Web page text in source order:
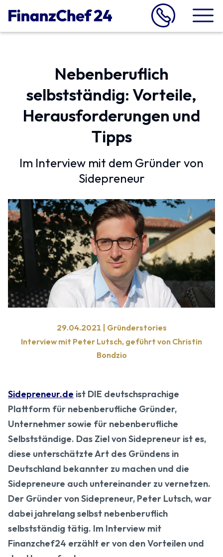
Nebenberuflich
selbstständig: Vorteile,
Heraus­forderungen und
Tipps
Im Interview mit dem Gründer von
Sidepreneur
29.04.2021 | Gründerstories
Interview mit Peter Lutsch, geführt von Christin
Bondzio
Sidepreneur.de ist DIE deutschsprachige
Plattform für nebenberufliche Gründer,
Unternehmer sowie für nebenberufliche
Selbstständige. Das Ziel von Sidepreneur ist es,
diese unterschätzte Art des Gründens in
Deutschland bekannter zu machen und die
Sidepreneure auch untereinander zu vernetzen.
Der Gründer von Sidepreneur, Peter Lutsch, war
dabei jahrelang selbst nebenberuflich
selbstständig tätig. Im Interview mit
Finanzchef24 erzählt er von den Vorteilen und